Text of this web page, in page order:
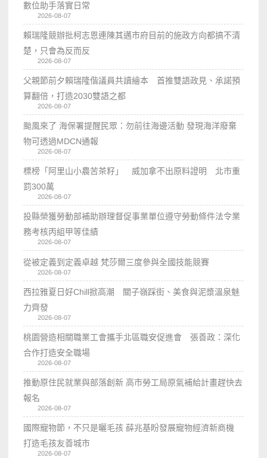
數位助手落實日常
2026-08-07
賴瑞隆競辦批柯志恩連陳其邁市府目前的施政方向都搞不清
楚，只會為反而反
2026-08-07
父親節前夕賴瑞隆偕議員共讀繪本 首推雙語政見、承諾預
算翻倍，打造2030雙語之都
2026-08-07
颱風來了 海保署提醒民眾：勿前往海邊活動 發現海洋廢棄
物可透過MDCN通報
2026-08-07
標榜「阿里山小農苦茶籽」 威加拿不出原料證明 北市重
罰300萬
2026-08-07
投縣榮獲勞動部補助辦理督促事業單位遵守勞動條件法令業
務考核丙組甲等佳績
2026-08-07
從被定義到定義卓越 梵莎爾三度參與全國技能競賽
2026-08-07
西拉雅夏日好Chill掀高潮 關子嶺踩街、美食與泥漿溫泉魅
力齊發
2026-08-07
桃園營造相關職業工會攜手北區職安促進會 張善政：深化
合作打造安全職場
2026-08-07
推動原住民就業與部落創新 高市勞工局原氣補給計畫趕快去
報名
2026-08-07
國際寵物節，不只是曬毛孩 薛兆基盼發展寵物經濟新商機
打造毛孩友善城市
2026-08-07